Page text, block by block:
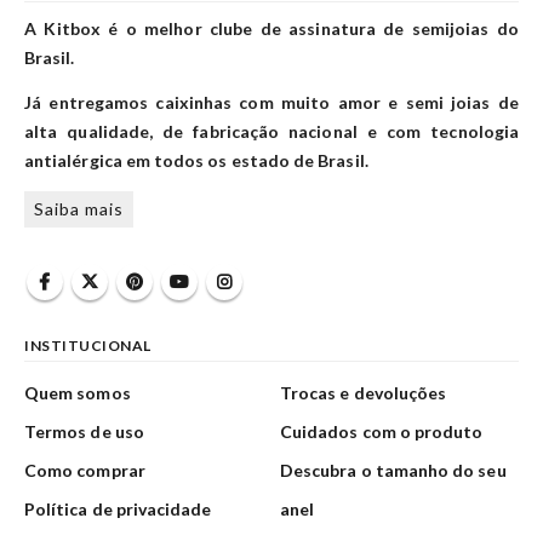
A Kitbox é o melhor clube de assinatura de semijoias do
Brasil.
Já entregamos caixinhas com muito amor e semi joias de
alta qualidade, de fabricação nacional e com tecnologia
antialérgica em todos os estado de Brasil.
Saiba mais
INSTITUCIONAL
Quem somos
Termos de uso
Como comprar
Política de privacidade
Trocas e devoluções
Cuidados com o produto
Descubra o tamanho do seu
anel